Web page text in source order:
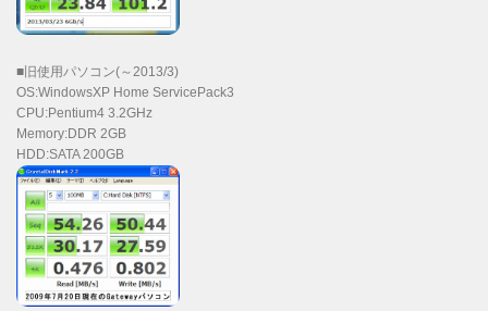
■旧使用パソコン(～2013/3)
OS:WindowsXP Home ServicePack3
CPU:Pentium4 3.2GHz
Memory:DDR 2GB
HDD:SATA 200GB